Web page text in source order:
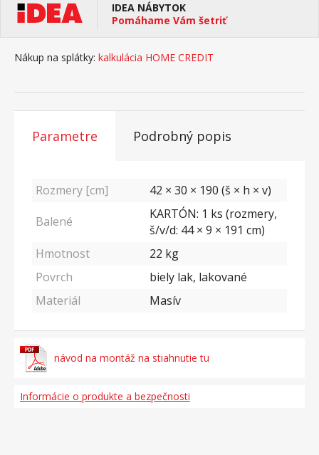
IDEA NÁBYTOK
Pomáhame Vám šetriť
Nákup na splátky: kalkulácia HOME CREDIT
Parametre Podrobný popis
Rozmery [cm]
42 × 30 × 190 (š × h × v)
Balené
KARTÓN: 1 ks (rozmery,
š/v/d: 44 × 9 × 191 cm)
Hmotnost
22 kg
Povrch
biely lak, lakované
Materiál
Masív
návod na montáž na stiahnutie tu
Informácie o produkte a bezpečnosti